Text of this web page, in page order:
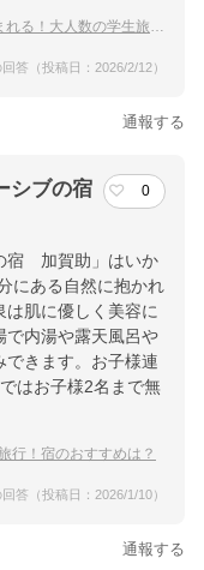
の学生旅行におすすめの温泉宿
答（投稿日：2026/2/12）
通報する
シブの宿
0
宿 加賀助」はいか
にある自然に抱かれ
は肌に優しく美容に
で内湯や露天風呂や
きます。お子様連
はお子様2名まで無
行！宿のおすすめは？
答（投稿日：2026/1/10）
通報する